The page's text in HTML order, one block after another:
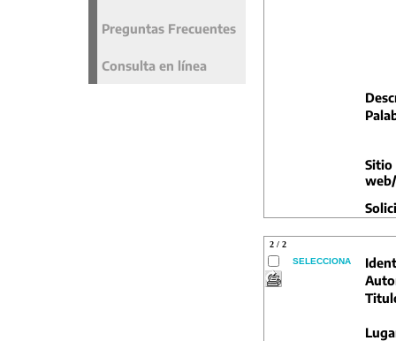
Preguntas Frecuentes
Consulta en línea
Sitio
2 / 2
SELECCIONA